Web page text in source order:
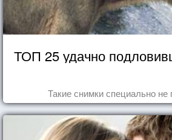
ТОП 25 удачно
Такие снимки специально